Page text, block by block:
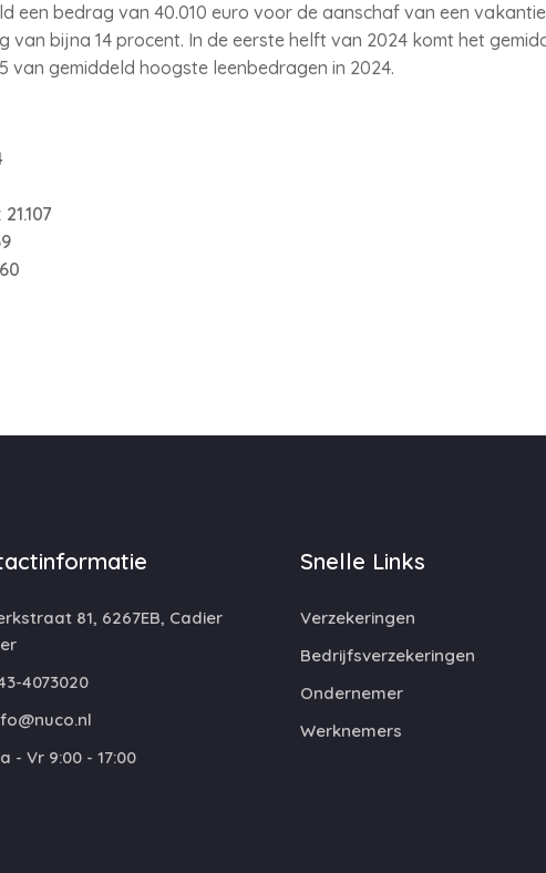
een bedrag van 40.010 euro voor de aanschaf van een
van bijna 14 procent. In de eerste helft van 2024 komt het
van gemiddeld hoogste leenbedragen in 2024.
81, 6267EB, Cadier
4073020
- Vr 9:00 - 17:00
Snelle Links
Verzekeringen
Bedrijfsverzekeringen
Ondernemer
Werknemers